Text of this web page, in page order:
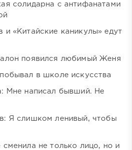
солидарна с антифанатами
и «Китайские каникулы» едут
появился любимый Женя
в школе искусства
Мне написал бывший. Не
Я слишком ленивый, чтобы
сменила не только лицо, но и